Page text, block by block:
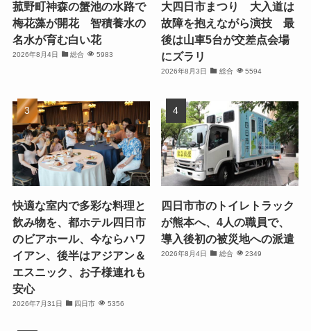
菰野町神森の蟹池の水路で
梅花藻が開花 智積養水の
名水が育む白い花
2026年8月4日 総合 5983
大四日市まつり 大入道は
故障を抱えながら演技 最
後は山車5台が交差点会場
にズラリ
2026年8月3日 総合 5594
快適な室内で多彩な料理と
飲み物を、都ホテル四日市
のビアホール、今ならハワ
イアン、後半はアジアン＆
エスニック、お子様連れも
安心
2026年7月31日 四日市 5356
四日市市のトイレトラック
が熊本へ、4人の職員で、
導入後初の被災地への派遣
2026年8月4日 総合 2349